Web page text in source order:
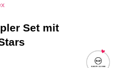
Set mit